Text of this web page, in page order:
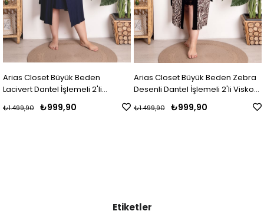
Arias Closet Büyük Beden Zebra
Desenli Dantel İşlemeli 2'li Viskon
₺999,90
₺1.499,90
Arias Closet Büyük Beden
Desenli Dantel İşlemeli 2'li
₺999,90
₺1.499,90
Etiketler